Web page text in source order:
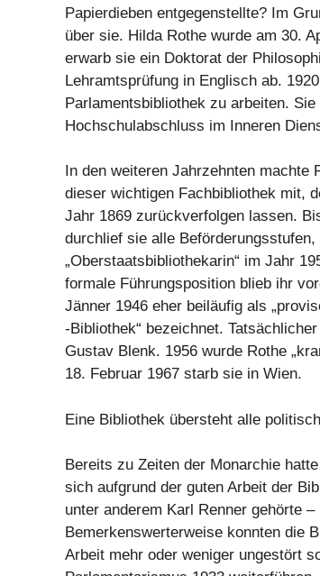
Papierdieben entgegenstellte? Im
über sie. Hilda Rothe wurde am 30.
erwarb sie ein Doktorat der
Lehramtsprüfung in Englisch ab.
Parlamentsbibliothek zu arbeiten.
Hochschulabschluss im Inneren
In den weiteren Jahrzehnten machte
dieser wichtigen Fachbibliothek mit,
Jahr 1869 zurückverfolgen lassen.
durchlief sie alle
„Oberstaatsbibliothekarin“ im Jahr
formale Führungsposition blieb ihr
Jänner 1946 eher beiläufig als
-Bibliothek“ bezeichnet.
Gustav Blenk. 1956 wurde Rothe
18. Februar 1967 starb sie in Wien.
Eine Bibliothek übersteht alle
Bereits zu Zeiten der Monarchie
sich aufgrund der guten Arbeit der
unter anderem Karl Renner gehörte
Bemerkenswerterweise konnten die
Arbeit mehr oder weniger ungestört